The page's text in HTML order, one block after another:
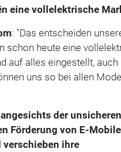
eine vollelektrische
: "Das entscheiden
schon heute eine
auf alles eingestellt, auch
uns so bei allen
der
Förderung von E-
ihre